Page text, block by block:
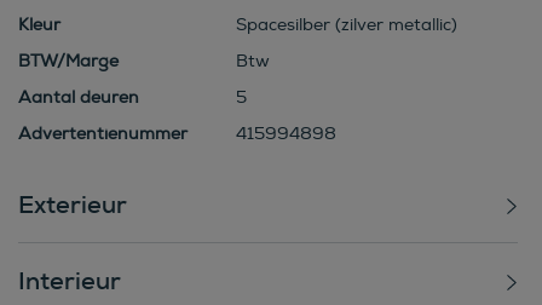
Kleur
Spacesilber (zilver metallic)
BTW/Marge
Btw
Aantal deuren
5
Advertentienummer
415994898
Exterieur
Interieur